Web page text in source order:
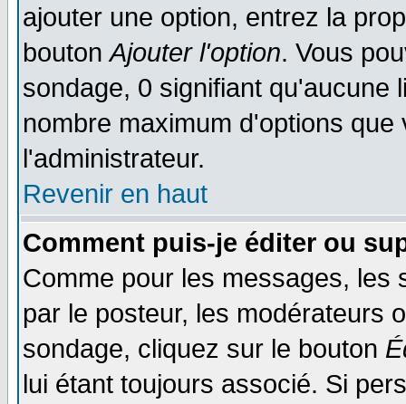
ajouter une option, entrez la
boutonAjouter l'option. Vous
sondage, 0 signifiant qu'aucune
nombre maximum d'options
l'administrateur.
Revenir en haut
Comment puis-je éditer ou
Comme pour les messages, les
par le posteur, les modérateurs
sondage, cliquez sur le bouton
lui étant toujours associé. Si